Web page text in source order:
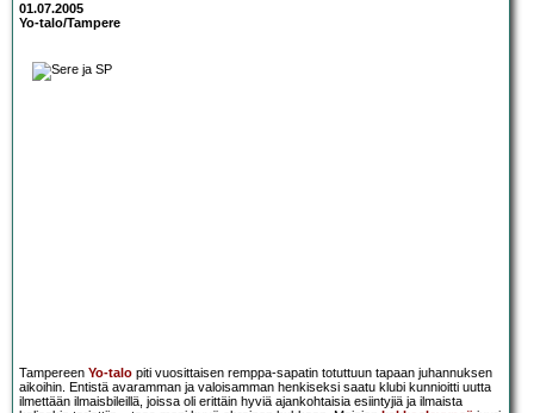
01.07.2005
Yo-talo/Tampere
Tampereen Yo-talo piti vuosittaisen remppa-sapatin totuttuun tapaan juhannuksen
aikoihin. Entistä avaramman ja valoisamman henkiseksi saatu klubi kunnioitti uutta
ilmettään ilmaisbileillä, joissa oli erittäin hyviä ajankohtaisia esiintyjiä ja ilmaista